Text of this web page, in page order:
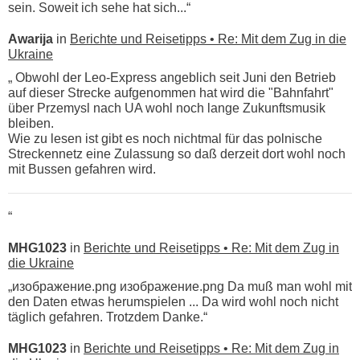
sein. Soweit ich sehe hat sich...“
Awarija in Berichte und Reisetipps • Re: Mit dem Zug in die
Ukraine
„ Obwohl der Leo-Express angeblich seit Juni den Betrieb
auf dieser Strecke aufgenommen hat wird die "Bahnfahrt"
über Przemysl nach UA wohl noch lange Zukunftsmusik
bleiben.
Wie zu lesen ist gibt es noch nichtmal für das polnische
Streckennetz eine Zulassung so daß derzeit dort wohl noch
mit Bussen gefahren wird.
“
MHG1023 in Berichte und Reisetipps • Re: Mit dem Zug in
die Ukraine
„изображение.png изображение.png Da muß man wohl mit
den Daten etwas herumspielen ... Da wird wohl noch nicht
täglich gefahren. Trotzdem Danke.“
MHG1023 in Berichte und Reisetipps • Re: Mit dem Zug in